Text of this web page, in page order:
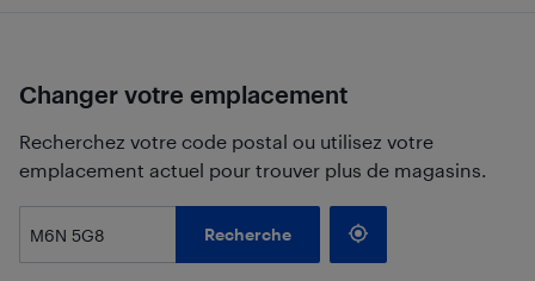
Changer votre emplacement
Recherchez votre code postal ou utilisez votre
emplacement actuel pour trouver plus de magasins.
Recherche